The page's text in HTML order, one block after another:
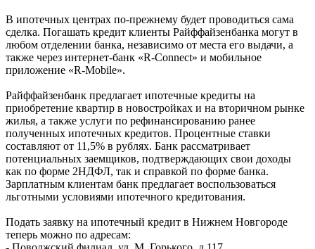
В ипотечных центрах по-прежнему будет проводиться сама
сделка. Погашать кредит клиенты Райффайзенбанка могут в
любом отделении банка, независимо от места его выдачи, а
также через интернет-банк «R-Connect» и мобильное
приложение «R-Mobile».
Райффайзенбанк предлагает ипотечные кредиты на
приобретение квартир в новостройках и на вторичном рынке
жилья, а также услуги по рефинансированию ранее
полученных ипотечных кредитов. Процентные ставки
составляют от 11,5% в рублях. Банк рассматривает
потенциальных заемщиков, подтверждающих свои доходы
как по форме 2НДФЛ, так и справкой по форме банка.
Зарплатным клиентам банк предлагает воспользоваться
льготными условиями ипотечного кредитования.
Подать заявку на ипотечный кредит в Нижнем Новгороде
теперь можно по адресам: